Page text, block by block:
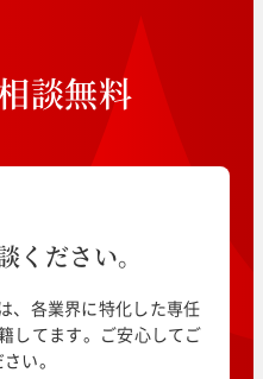
談無料
ください。
、各業界に特化した専任
してます。ご安心してご
い。